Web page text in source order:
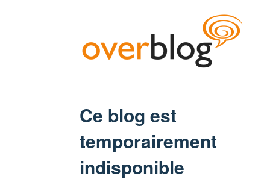
Ce blog est
temporairement
indisponible